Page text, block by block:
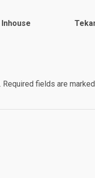
Required fields are marked